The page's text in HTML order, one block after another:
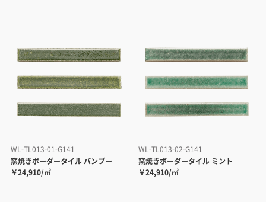
WL-TL013-01-G141
窯焼きボーダータイル バンブー
￥24,910/㎡
WL-TL013-02-G141
窯焼きボーダータイル ミント
￥24,910/㎡